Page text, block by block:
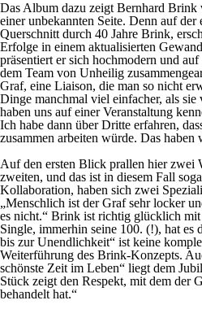
Das Album dazu zeigt Bernhard Brink
einer unbekannten Seite. Denn auf
Querschnitt durch 40 Jahre Brink,
Erfolge in einem aktualisierten
präsentiert er sich hochmodern und
dem Team von Unheilig
Graf, eine Liaison, die man so nicht
Dinge manchmal viel einfacher, als sie
haben uns auf einer Veranstaltung
Ich habe dann über Dritte erfahren,
zusammen arbeiten würde. Das haben
Auf den ersten Blick prallen hier zwei
zweiten, und das ist in diesem Fall
Kollaboration, haben sich zwei
„Menschlich ist der Graf sehr locker
es nicht.“ Brink ist richtig glücklich
Single, immerhin seine 100. (!), hat es
bis zur Unendlichkeit“ ist keine
Weiterführung des Brink-Konzepts.
schönste Zeit im Leben“ liegt dem
Stück zeigt den Respekt, mit dem der
behandelt hat.“